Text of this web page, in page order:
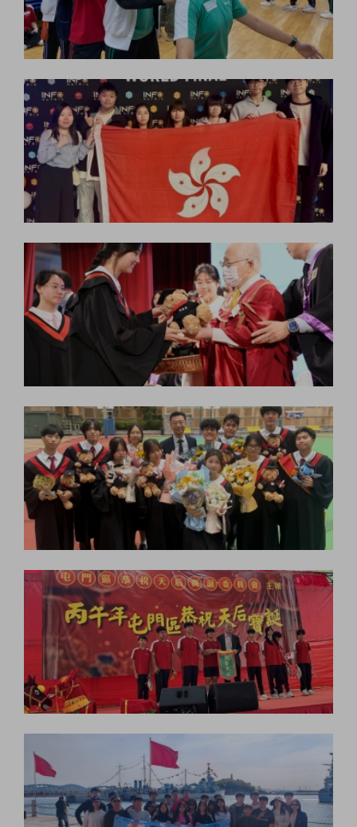
本校一向致力營造優良的英語學習環
境，積極提升學生的英語溝通及表達
能力。在今屆文憑試英文（說話卷）
中，有7位同學奪得5*或以上的優異
成績，當中有2位同學表現突出，更
榮獲最高等級5** 的佳績，充分肯定
了學校在推動英語教學的努力與成
效。
本校取得4級或以上優良成績的科目
包括：數學（延伸單元二）(M2）、
地理、生物、物理、資訊及通訊科技
（ICT）以及視覺藝術，表現亮眼。
多個學科的成績升幅顯著，當中數學
過了20%，充分展現了本校在培育
高階數學思維上的雄厚實力。此外，
經濟科及生物科的成績在3級或以上
的升幅顯著；而中史科、歷史科及物
理科在2級或以上的合格率上也大幅
躍升。面對未來多元發展的挑戰，本
校學生在數理創科、社會科學以至人
文學術等跨學科領域的同步飛躍，無
疑為他們日後的升學與專業生涯，注
入了無可比擬的競爭力。
此外，黎雨蕎同學更率先獲得香港浸
會大學理學士（榮譽）課程的直接錄
取，表現非凡。
這份令人振奮的成績表，不僅是全體
師生與家長攜手同行的共同成果，更
完美實踐了本校Be a Better Me的精
神。我們深信，每位學生皆擁有獨特
的潛能，透過本校提供的多元和深度
學習，學生定能展翅高飛。在此，我
未來的人生舞台上繼續「超越自我，
翱翔萬里」，寫下屬於自己的輝煌新
篇章！